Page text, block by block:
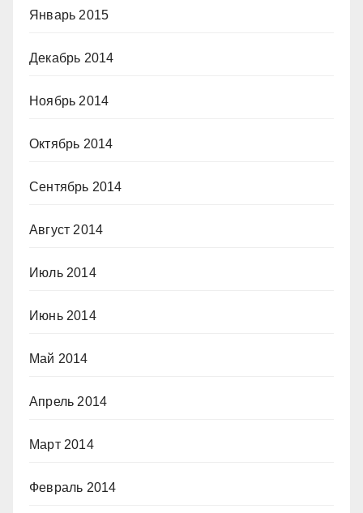
Январь 2015
Декабрь 2014
Ноябрь 2014
Октябрь 2014
Сентябрь 2014
Август 2014
Июль 2014
Июнь 2014
Май 2014
Апрель 2014
Март 2014
Февраль 2014